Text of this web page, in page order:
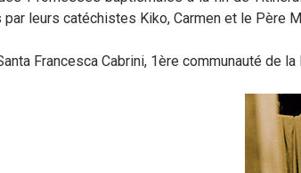
leurs catéchistes Kiko, Carmen et le Père
Francesca Cabrini, 1ère communauté de